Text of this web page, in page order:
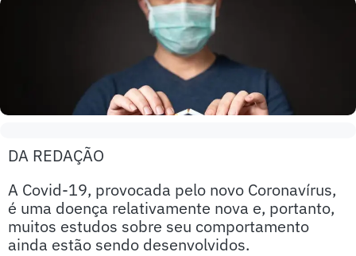
DA REDAÇÃO
A Covid-19, provocada pelo novo Coronavírus,
é uma doença relativamente nova e, portanto,
muitos estudos sobre seu comportamento
ainda estão sendo desenvolvidos.